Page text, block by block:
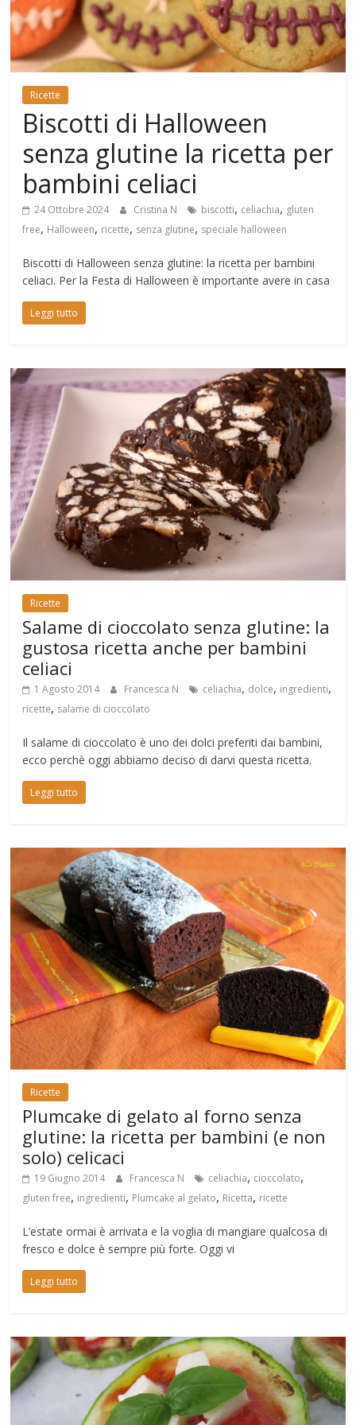
Mondo
Ricette
Biscotti di Halloween
senza glutine la ricetta per
bambini celiaci
24 Ottobre 2024 Cristina N biscotti, celiachia, gluten
free, Halloween, ricette, senza glutine, speciale halloween
Biscotti di Halloween senza glutine: la ricetta per bambini
celiaci. Per la Festa di Halloween è importante avere in casa
Leggi tutto
Ricette
Salame di cioccolato senza glutine: la
gustosa ricetta anche per bambini
celiaci
1 Agosto 2014 Francesca N celiachia, dolce, ingredienti,
ricette, salame di cioccolato
Il salame di cioccolato è uno dei dolci preferiti dai bambini,
ecco perchè oggi abbiamo deciso di darvi questa ricetta.
Leggi tutto
Ricette
Plumcake di gelato al forno senza
glutine: la ricetta per bambini (e non
solo) celicaci
19 Giugno 2014 Francesca N celiachia, cioccolato,
gluten free, ingredienti, Plumcake al gelato, Ricetta, ricette
L’estate ormai è arrivata e la voglia di mangiare qualcosa di
fresco e dolce è sempre più forte. Oggi vi
Leggi tutto